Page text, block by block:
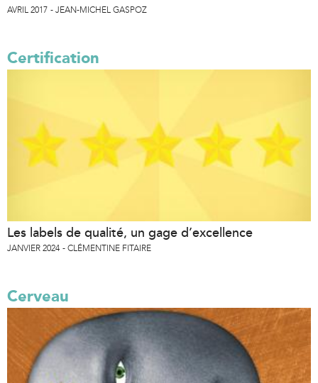
AVRIL 2017 JEAN-MICHEL GASPOZ
Certification
Les labels de qualité, un gage d’excellence
JANVIER 2024 CLÉMENTINE FITAIRE
Cerveau